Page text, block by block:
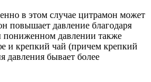
в этом случае цитрамон может
повышает давление благодаря
давлении также
и крепкий чай (причем крепкий
бывает более